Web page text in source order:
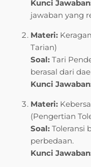
Kunci
jawaban yang
Materi:
Tarian)
Soal: Tari
berasal dari
Kunci
Materi:
(Pengertian
Soal: Toleransi
perbedaan.
Kunci